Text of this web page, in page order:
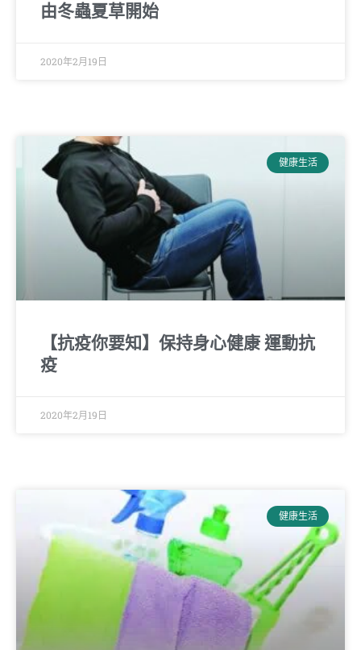
由冬蟲夏草開始
2020年2月19日
健康生活
【抗疫你要知】保持身心健康 運動抗
疫
2020年2月19日
健康生活